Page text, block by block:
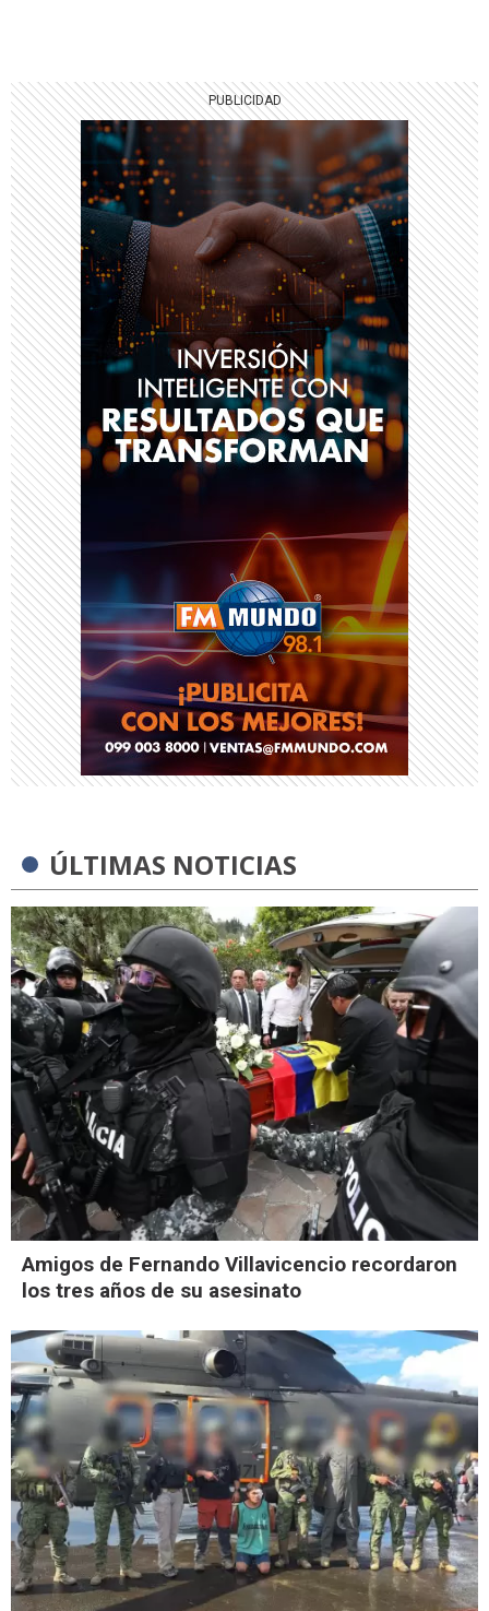
ÚLTIMAS NOTICIAS
Amigos de Fernando Villavicencio recordaron
los tres años de su asesinato